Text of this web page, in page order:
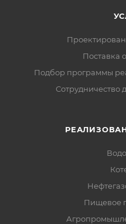
Поставка
Подбор программы
Сотрудничество
Пищевое